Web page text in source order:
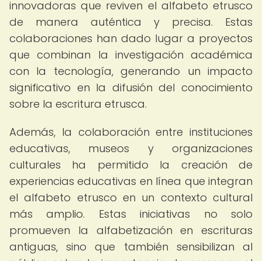
innovadoras que reviven el alfabeto etrusco
de manera auténtica y precisa. Estas
colaboraciones han dado lugar a proyectos
que combinan la investigación académica
con la tecnología, generando un impacto
significativo en la difusión del conocimiento
sobre la escritura etrusca.
Además, la colaboración entre instituciones
educativas, museos y organizaciones
culturales ha permitido la creación de
experiencias educativas en línea que integran
el alfabeto etrusco en un contexto cultural
más amplio. Estas iniciativas no solo
promueven la alfabetización en escrituras
antiguas, sino que también sensibilizan al